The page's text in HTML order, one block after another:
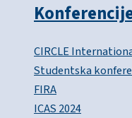
CIRCLE
Studentska
FIRA
ICAS 2024